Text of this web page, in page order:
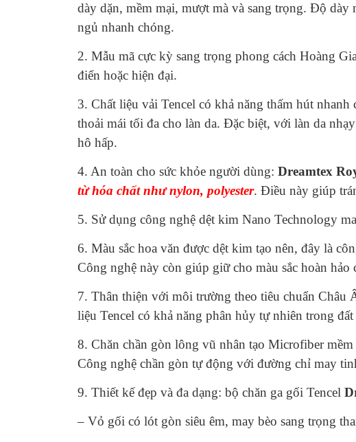
dày dặn, mềm mại, mượt mà và sang trọng. Độ
ngủ nhanh chóng.
2. Mẫu mã cực kỳ sang trọng phong cách Hoàng
điển hoặc hiện đại.
3. Chất liệu vải Tencel có khả năng thấm hút
thoải mái tối đa cho làn da. Đặc biệt, với làn da
hô hấp.
4. An toàn cho sức khỏe người dùng: Dreamtex
từ hóa chất như nylon, polyester. Điều này giúp
5. Sử dụng công nghệ dệt kim Nano Technology
6. Màu sắc hoa văn được dệt kim tạo nên, đây là
Công nghệ này còn giúp giữ cho màu sắc hoàn
7. Thân thiện với môi trường theo tiêu chuẩn Châu
liệu Tencel có khả năng phân hủy tự nhiên trong
8. Chăn chần gòn lông vũ nhân tạo Microfiber
Công nghệ chần gòn tự động với đường chỉ may
9. Thiết kế đẹp và đa dạng: bộ chăn ga gối Tencel
– Vỏ gối có lót gòn siêu êm, may bèo sang trọng